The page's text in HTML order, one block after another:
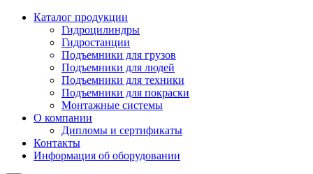
Каталог продукции
Гидроцилиндры
Гидростанции
Подъемники для грузов
Подъемники для людей
Подъемники для техники
Подъемники для покраски
Монтажные системы
О компании
Дипломы и сертификаты
Контакты
Информация об оборудовании